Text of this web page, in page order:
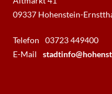
09337 Hohenstein-
Telefon
03723 449400
E-Mail